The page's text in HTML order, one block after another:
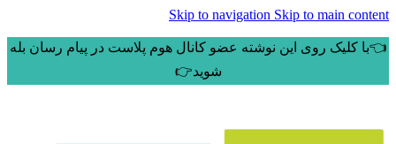
Skip to navigation Skip to main content
👈با کلیک روی این نوشته عضو کانال هوم پلاست در پیام رسان بله
شوید👉